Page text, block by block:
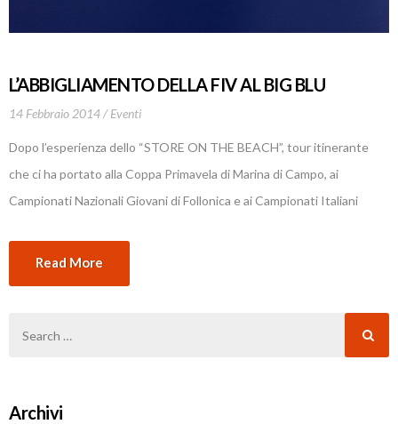
L’ABBIGLIAMENTO DELLA FIV AL BIG BLU
14 Febbraio 2014 Eventi
Dopo l’esperienza dello “STORE ON THE BEACH”, tour itinerante
che ci ha portato alla Coppa Primavela di Marina di Campo, ai
Campionati Nazionali Giovani di Follonica e ai Campionati Italiani
Read More
Archivi